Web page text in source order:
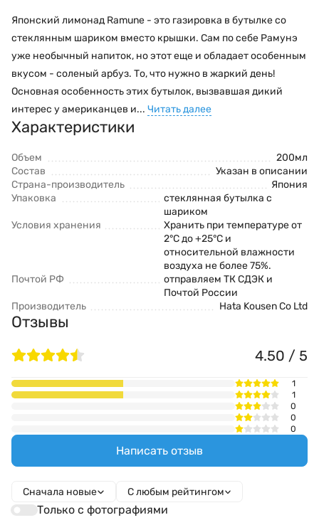
Японский лимонад Ramune - это газировка в бутылке со
стеклянным шариком вместо крышки. Сам по себе Рамунэ
уже необычный напиток, но этот еще и обладает особенным
вкусом - соленый арбуз. То, что нужно в жаркий день!
Основная особенность этих бутылок, вызвавшая дикий
интерес у американцев и... Читать далее
Характеристики
Объем
200мл
Состав
Указан в описании
Страна-производитель
Япония
Упаковка
стеклянная бутылка с
шариком
Условия хранения
Хранить при температуре от
2°С до +25°С и
относительной влажности
воздуха не более 75%.
Почтой РФ
отправляем ТК СДЭК и
Почтой России
Производитель
Hata Kousen Co Ltd
Отзывы
4.50 / 5
1
1
0
0
0
Написать отзыв
Сначала новые С любым рейтингом
Только с фотографиями